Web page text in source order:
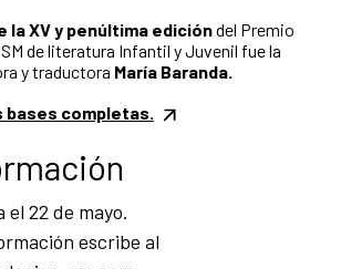
la XV y penúltima edicióndel Premio
de literatura Infantil y Juvenil fue la
y traductora María Baranda.
bases completas.
22 de mayo.
escribe al